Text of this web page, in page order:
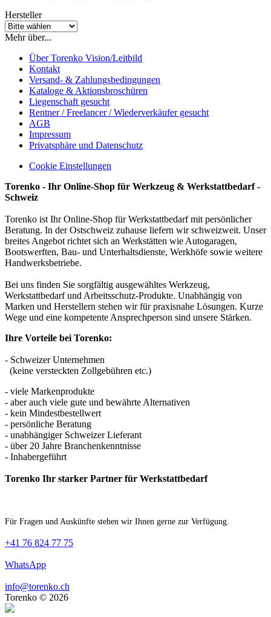
Hersteller
Mehr über...
Über Torenko Vision/Leitbild
Kontakt
Versand- & Zahlungsbedingungen
Kataloge & Aktionsbroschüren
Liegenschaft gesucht
Rentner / Freelancer / Wiederverkäufer gesucht
AGB
Impressum
Privatsphäre und Datenschutz
Cookie Einstellungen
Torenko - Ihr Online-Shop für Werkzeug & Werkstattbedarf -
Schweiz
Torenko ist Ihr Online-Shop für Werkstattbedarf mit persönlicher
Beratung. In der Ostschweiz zuhause liefern wir schweizweit. Unser
breites Angebot richtet sich an Werkstätten wie Autogaragen,
Bootswerften, Bau- und Unterhaltsdienste, Werkhöfe sowie weitere
Handwerksbetriebe.
Bei uns finden Sie sorgfältig ausgewähltes Werkzeug,
Werkstattbedarf und Arbeitsschutz-Produkte. Unabhängig von
Marken und Herstellern stehen wir für praxisnahe Lösungen. Kurze
Wege und eine kompetente Ansprechperson sind unsere Stärken.
Ihre Vorteile bei Torenko:
- Schweizer Unternehmen
(keine versteckten Zollgebühren etc.)
- viele Markenprodukte
- aber auch viele gute und bewährte Alternativen
- kein Mindestbestellwert
- persönliche Beratung
- unabhängiger Schweizer Lieferant
- über 20 Jahre Branchenkenntnisse
- Inhabergeführt
Torenko Ihr starker Partner für Werkstattbedarf
Für Fragen und Auskünfte stehen wir Ihnen gerne zur Verfügung.
+41 76 824 77 75
WhatsApp
info@torenko.ch
Torenko © 2026